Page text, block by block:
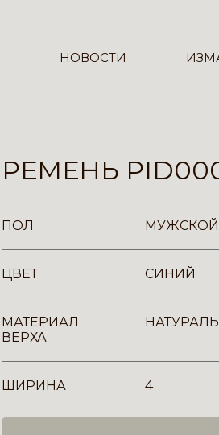
НОВОСТИ
РЕМЕНЬ
ПОЛ МУЖСКОЙ
ЦВЕТ СИНИЙ
МАТЕРИАЛ
ВЕРХА
ШИРИНА 4